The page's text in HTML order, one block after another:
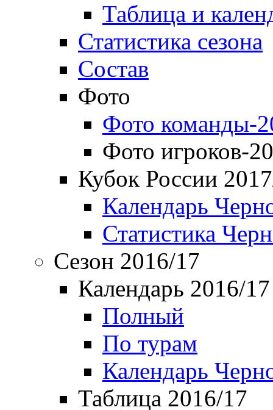
Таблица и
Статистика сезона
Состав
Фото
Фото команды-
Фото игроков-
Кубок России
Календарь
Статистика
Сезон 2016/17
Календарь 2016/17
Полный
По турам
Календарь
Таблица 2016/17